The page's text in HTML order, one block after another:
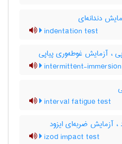
دندانه‌ای
indentation test
، آزمایش غوطه‌وری پیاپی
intermittent-
interval fatigue test
آزمایش ضربه‌ای ایزود
izod impact test